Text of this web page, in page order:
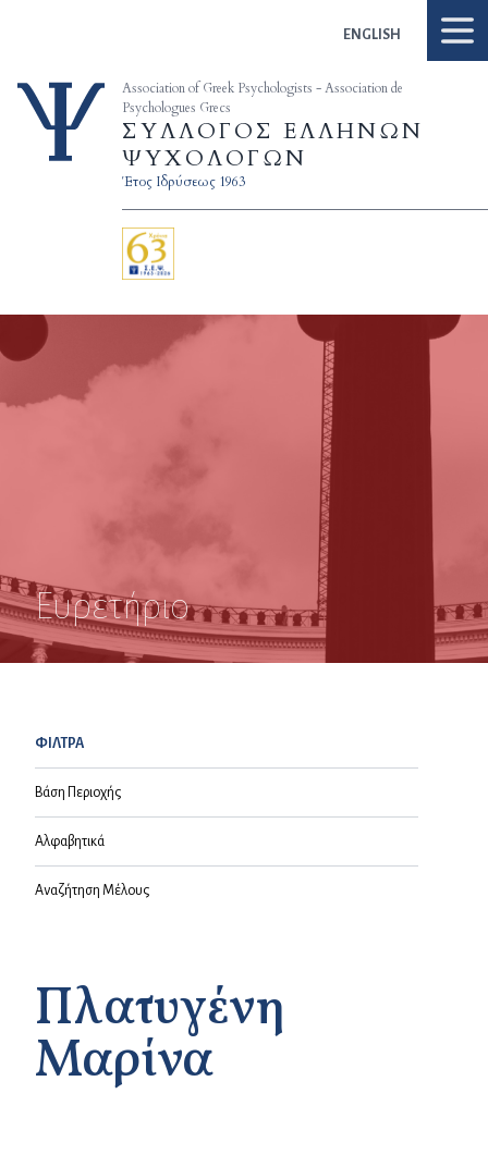
ENGLISH
Association of Greek Psychologists - Association de
Psychologues Grecs
ΣΥΛΛΟΓΟΣ ΕΛΛΗΝΩΝ
ΨΥΧΟΛΟΓΩΝ
Έτος Ιδρύσεως 1963
Ευρετήριο
ΦΙΛΤΡΑ
Βάση Περιοχής
Αλφαβητικά
Αναζήτηση Μέλους
Πλατυγένη
Μαρίνα